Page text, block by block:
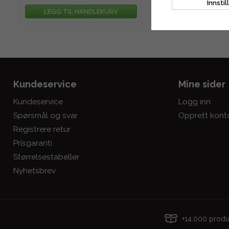
LEGG TIL HANDLEKURV LEGG TIL
Kundeservice
Kundeservice
Spørsmål og svar
Registrere retur
Prisgaranti
Størrelsestabeller
Nyhetsbrev
Mine sider
Logg inn
Opprett
+14.000